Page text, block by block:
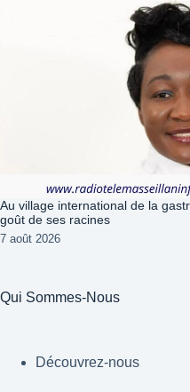
Au village international de la
goût de ses racines
7 août 2026
Qui Sommes-Nous
Découvrez-nous